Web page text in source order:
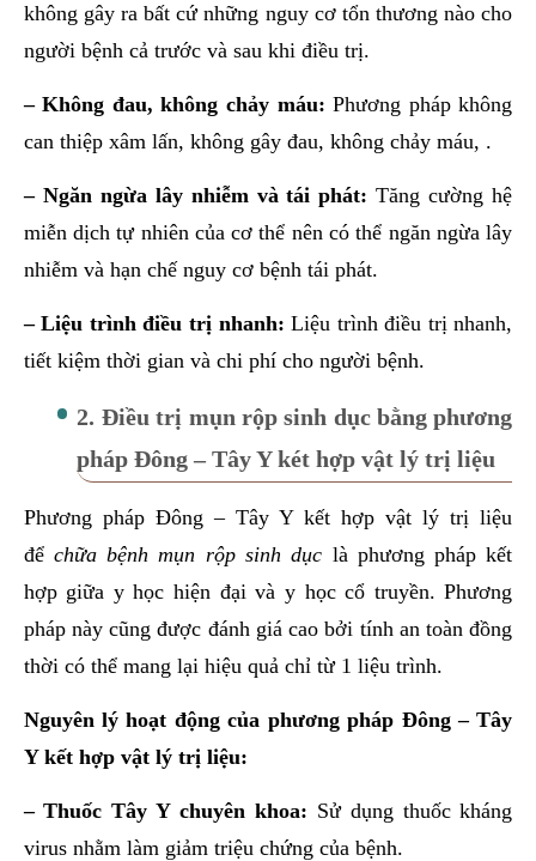
không gây ra bất cứ những nguy cơ tổn thương nào cho
người bệnh cả trước và sau khi điều trị.
– Không đau, không chảy máu: Phương pháp không
can thiệp xâm lấn, không gây đau, không chảy máu, .
– Ngăn ngừa lây nhiễm và tái phát: Tăng cường hệ
miễn dịch tự nhiên của cơ thể nên có thể ngăn ngừa lây
nhiễm và hạn chế nguy cơ bệnh tái phát.
– Liệu trình điều trị nhanh: Liệu trình điều trị nhanh,
tiết kiệm thời gian và chi phí cho người bệnh.
2. Điều trị mụn rộp sinh dục bằng phương
pháp Đông – Tây Y két hợp vật lý trị liệu
Phương pháp Đông – Tây Y kết hợp vật lý trị liệu
để chữa bệnh mụn rộp sinh dục là phương pháp kết
hợp giữa y học hiện đại và y học cổ truyền. Phương
pháp này cũng được đánh giá cao bởi tính an toàn đồng
thời có thể mang lại hiệu quả chỉ từ 1 liệu trình.
Nguyên lý hoạt động của phương pháp Đông – Tây
Y kết hợp vật lý trị liệu:
– Thuốc Tây Y chuyên khoa: Sử dụng thuốc kháng
virus nhằm làm giảm triệu chứng của bệnh.